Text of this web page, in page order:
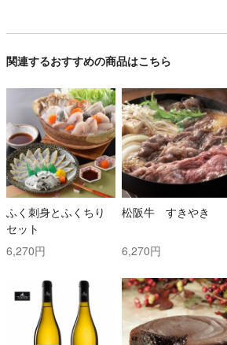
関連するおすすめの商品はこちら
ふく刺身とふくちり
セット
6,270円
松阪牛 すきやき
6,270円